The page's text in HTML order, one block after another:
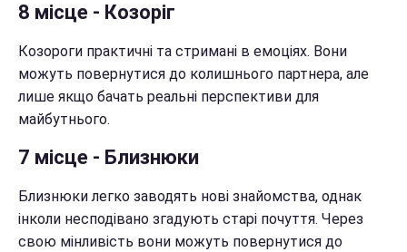
8 місце - Козоріг
Козороги практичні та стримані в емоціях. Вони
можуть повернутися до колишнього партнера, але
лише якщо бачать реальні перспективи для
майбутнього.
7 місце - Близнюки
Близнюки легко заводять нові знайомства, однак
інколи несподівано згадують старі почуття. Через
свою мінливість вони можуть повернутися до